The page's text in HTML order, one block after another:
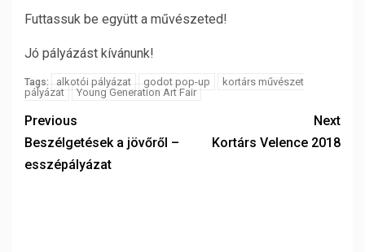
Futtassuk be együtt a művészeted!
Jó pályázást kívánunk!
Tags: alkotói pályázat godot pop-up
kortárs művészet
pályázat
Young Generation Art Fair
Previous
Beszélgetések a jövőről –
esszépályázat
Next
Kortárs Velence 2018